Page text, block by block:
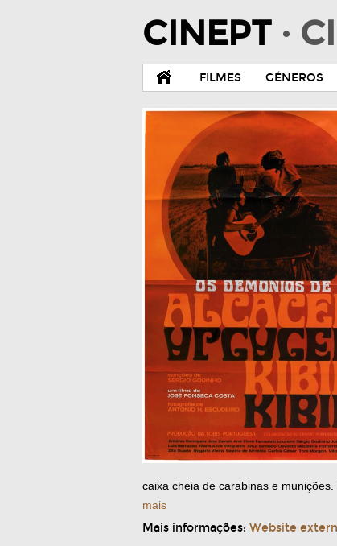
CINEPT ·
FILMES GÉNEROS
caixa cheia de carabinas e
mais
Mais informações: Website